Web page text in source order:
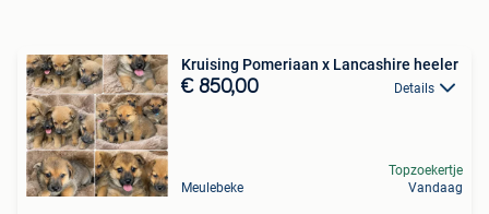
Kruising Pomeriaan x Lancashire heeler
€ 850,00 Details
Meulebeke
Topzoekertje
Vandaag